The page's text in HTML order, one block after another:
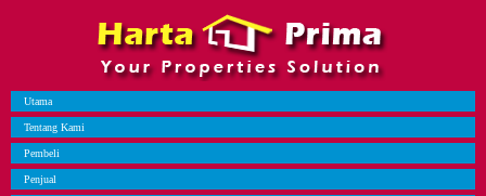
Utama
Tentang Kami
Pembeli
Penjual